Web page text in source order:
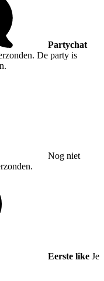
Partychat
De party is
Nog niet
Eerste like Je